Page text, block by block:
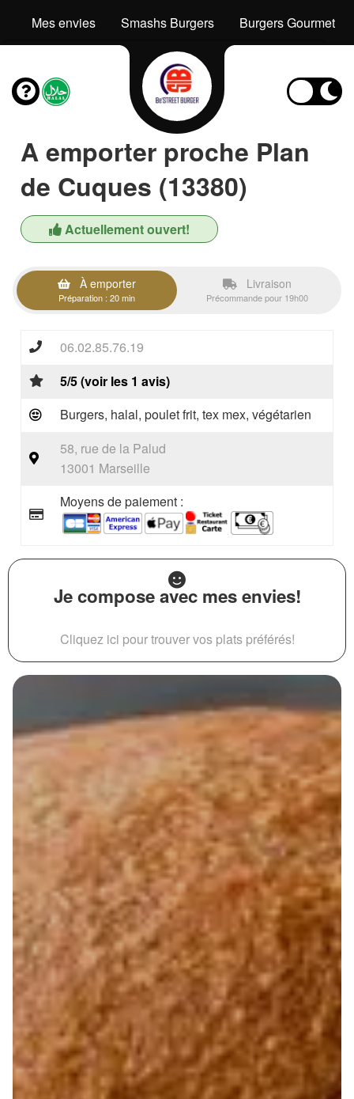
Mes envies Smashs Burgers Burgers Gourmets
A emporter proche Plan
de Cuques (13380)
Actuellement ouvert!
À emporter
Préparation : 20 min
Livraison
Précommande pour 19h00
06.02.85.76.19
5/5 (voir les 1 avis)
Burgers, halal, poulet frit, tex mex, végétarien
58, rue de la Palud
13001 Marseille
Moyens de paiement :
Je compose avec mes envies!
Cliquez ici pour trouver vos plats préférés!